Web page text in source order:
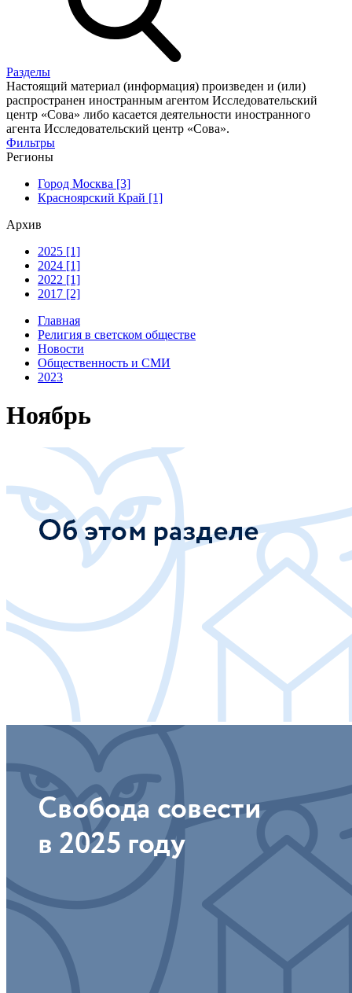
Разделы
Настоящий материал (информация) произведен и (или)
распространен иностранным агентом Исследовательский
центр «Сова» либо касается деятельности иностранного
агента Исследовательский центр «Сова».
Фильтры
Регионы
Город Москва [3]
Красноярский Край [1]
Архив
2025 [1]
2024 [1]
2022 [1]
2017 [2]
Главная
Религия в светском обществе
Новости
Общественность и СМИ
2023
Ноябрь